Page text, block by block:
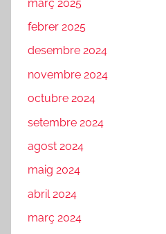
març 2025
febrer 2025
desembre 2024
novembre 2024
octubre 2024
setembre 2024
agost 2024
maig 2024
abril 2024
març 2024